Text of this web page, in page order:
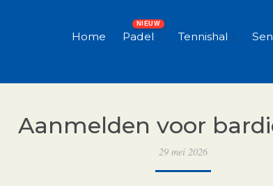
Home Padel Tennishal
Aanmelden voor
29 mei 2026